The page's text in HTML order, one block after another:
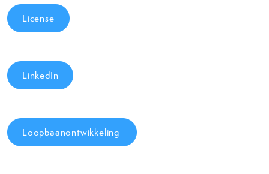
License
LinkedIn
Loopbaanontwikkeling